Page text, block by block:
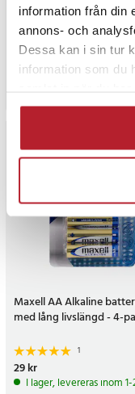
information från din
annons- och
Dessa kan i sin tur
information som du
AAA-batterier
9
Pris:129 kr
129 kr
I lager, levereras inom 1-
Maxell AA Alkaline
med lång livslängd - 4-
1
Pris:
29 kr
I lager, levereras inom 1-